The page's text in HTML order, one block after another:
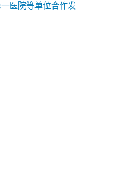
医院等单位合作发